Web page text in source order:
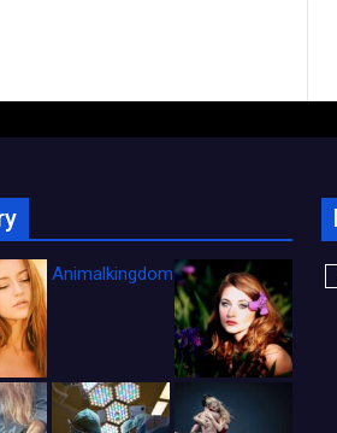
Animalkingdom_FichaCine